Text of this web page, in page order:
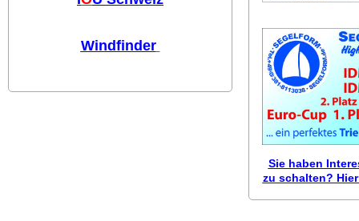
Windfinder
Sie haben
zu schalten?